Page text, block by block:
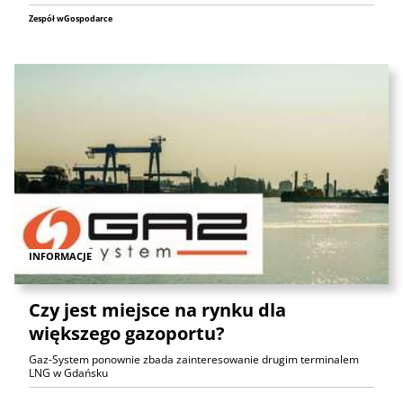
Zespół wGospodarce
INFORMACJE
Czy jest miejsce na rynku dla
większego gazoportu?
Gaz-System ponownie zbada zainteresowanie drugim terminalem
LNG w Gdańsku